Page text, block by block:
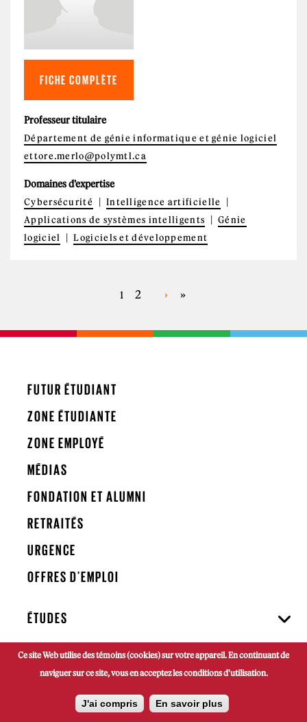
FICHE COMPLÈTE
Professeur titulaire
Département de génie informatique et génie logiciel
ettore.merlo@polymtl.ca
Domaines d'expertise
Cybersécurité
Intelligence artificielle
Applications de systèmes intelligents
Génie
logiciel
Logiciels et développement
PAGES
1 2 › »
FUTUR ÉTUDIANT
ZONE ÉTUDIANTE
ZONE EMPLOYÉ
MÉDIAS
FONDATION ET ALUMNI
RETRAITÉS
URGENCE
OFFRES D'EMPLOI
ÉTUDES
RECHERCHE
ENTREPRISES
Ce site Web utilise des témoins (cookies) sur votre appareil. En continuant de
naviguer sur ce site, vous en acceptez les conditions d'utilisation.
J'ai compris En savoir plus